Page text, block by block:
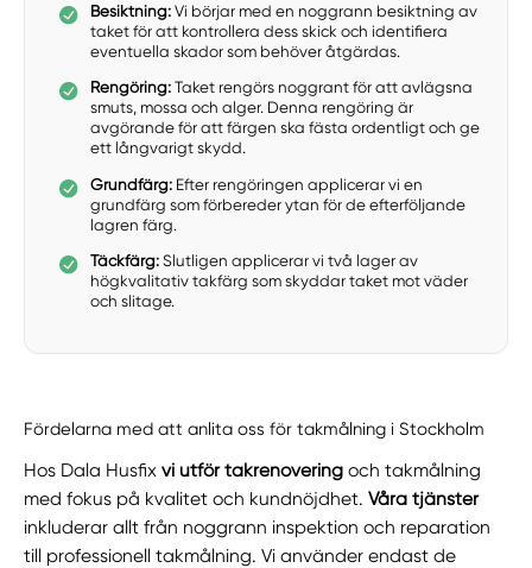
Besiktning: Vi börjar med en noggrann besiktning av
taket för att kontrollera dess skick och identifiera
eventuella skador som behöver åtgärdas.
Rengöring: Taket rengörs noggrant för att avlägsna
smuts, mossa och alger. Denna rengöring är
avgörande för att färgen ska fästa ordentligt och ge
ett långvarigt skydd.
Grundfärg: Efter rengöringen applicerar vi en
grundfärg som förbereder ytan för de efterföljande
lagren färg.
Täckfärg: Slutligen applicerar vi två lager av
högkvalitativ takfärg som skyddar taket mot väder
och slitage.
Fördelarna med att anlita oss för takmålning i Stockholm
Hos Dala Husfixvi utför takrenovering och takmålning
med fokus på kvalitet och kundnöjdhet.Våra tjänster
inkluderar allt från noggrann inspektion och reparation
till professionell takmålning. Vi använder endast de